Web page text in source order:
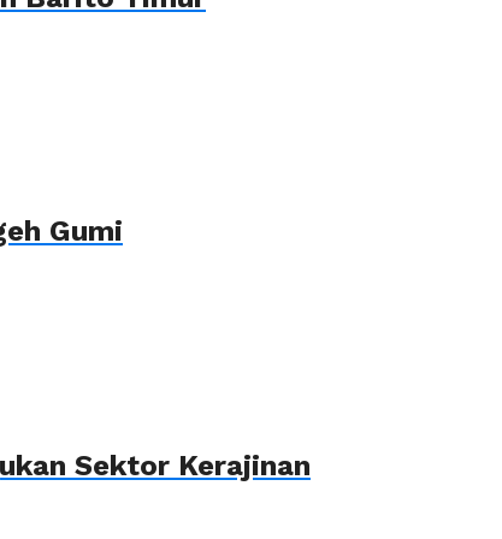
Gumi
Sektor Kerajinan